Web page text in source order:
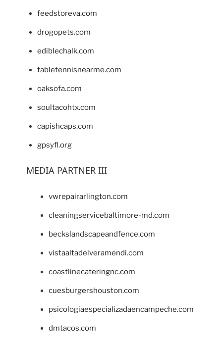
feedstoreva.com
drogopets.com
ediblechalk.com
tabletennisnearme.com
oaksofa.com
soultacohtx.com
capishcaps.com
gpsyfl.org
MEDIA PARTNER III
vwrepairarlington.com
cleaningservicebaltimore-md.com
beckslandscapeandfence.com
vistaaltadelveramendi.com
coastlinecateringnc.com
cuesburgershouston.com
psicologiaespecializadaencampeche.com
dmtacos.com